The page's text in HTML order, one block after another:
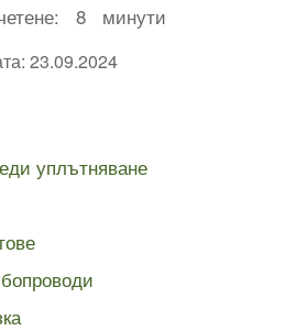
8 минути
23.09.2024
уплътняване